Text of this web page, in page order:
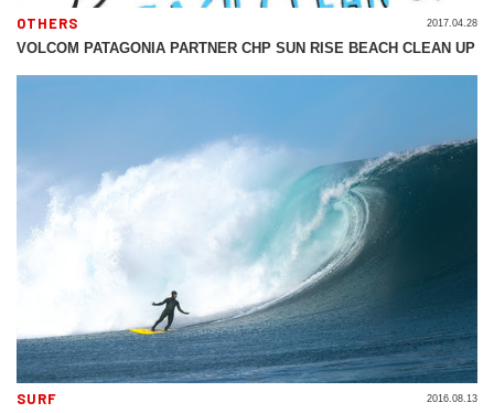
OTHERS
VOLCOM PATAGONIA PARTNER CHP SUN RISE BEACH CLEAN UP
2017.04.28
SURF 2016.08.13